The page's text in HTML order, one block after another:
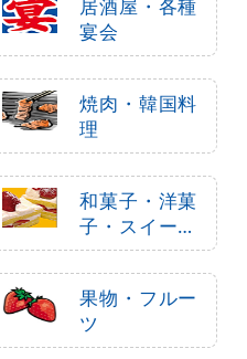
のぼり旗 京都ラーメン
(SNB-3503)
1,490円
1,639円